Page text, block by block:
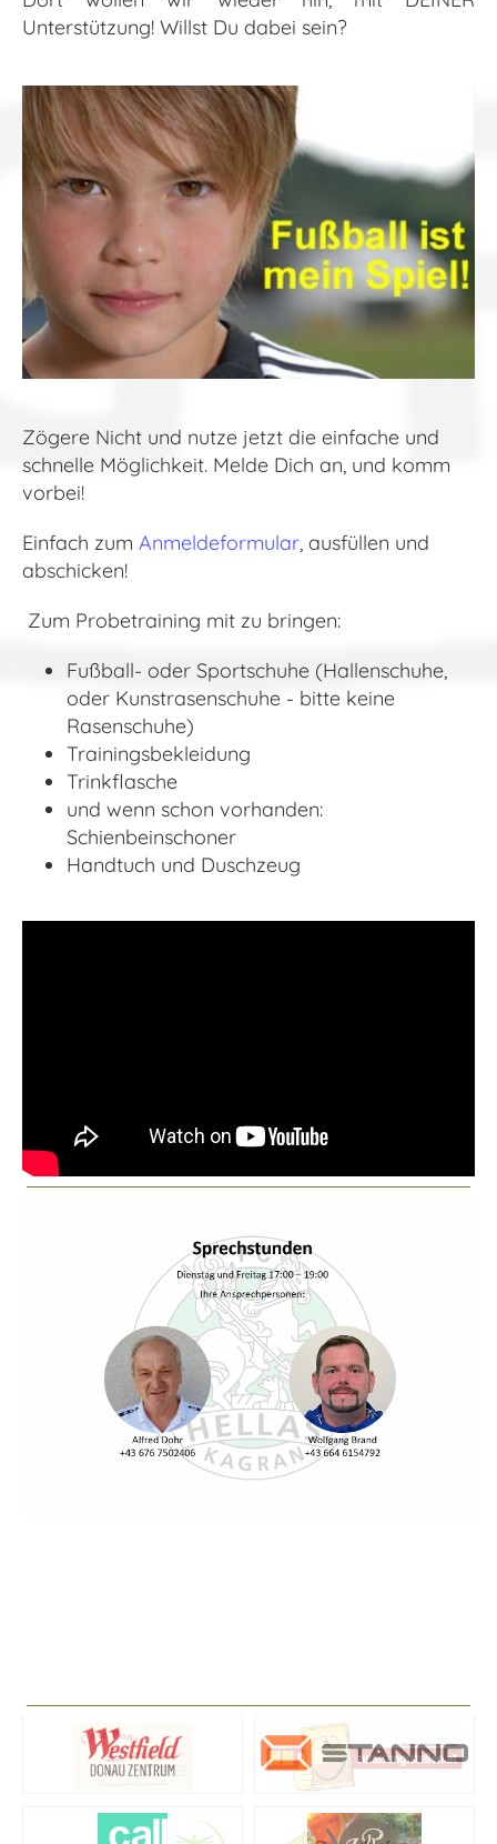
Unterstützung! Willst Du dabei sein?
Zögere Nicht und nutze jetzt die einfache und
schnelle Möglichkeit. Melde Dich an, und komm
vorbei!
Einfach zum Anmeldeformular, ausfüllen und
abschicken!
Zum Probetraining mit zu bringen:
Fußball- oder Sportschuhe (Hallenschuhe,
oder Kunstrasenschuhe - bitte keine
Rasenschuhe)
Trainingsbekleidung
Trinkflasche
und wenn schon vorhanden:
Schienbeinschoner
Handtuch und Duschzeug